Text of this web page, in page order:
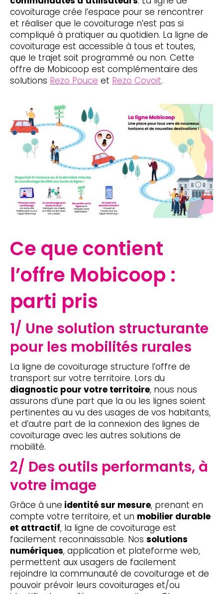
covoiturage crée l’espace pour se rencontrer
et réaliser que le covoiturage n’est pas si
compliqué à pratiquer au quotidien. La ligne de
covoiturage est accessible à tous et toutes,
que le trajet soit programmé ou non. Cette
offre de Mobicoop est complémentaire des
solutions Rezo Pouce et Rezo Covoit.
Ce que contient
l’offre Mobicoop :
parti pris
1/ Une solution structurante
pour les mobilités rurales
La ligne de covoiturage structure l’offre de
transport sur votre territoire. Lors du
diagnostic pour votre territoire, nous nous
assurons d’une part que la ou les lignes soient
pertinentes au vu des usages de vos habitants,
et d’autre part de la connexion des lignes de
covoiturage avec les autres solutions de
mobilité.
2/ Des outils performants, à
votre image
Grâce à une identité sur mesure, prenant en
compte votre territoire, et un mobilier durable
et attractif, la ligne de covoiturage est
facilement reconnaissable. Nos solutions
numériques, application et plateforme web,
permettent aux usagers de facilement
rejoindre la communauté de covoiturage et de
pouvoir prévoir leurs covoiturages et/ou